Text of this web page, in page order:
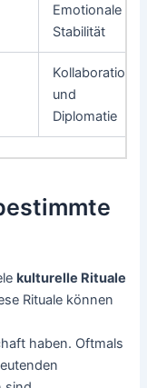
Emotionale
Stabilität
Kollaboration
und
Diplomatie
kulturelle Rituale
Rituale können
haben. Oftmals